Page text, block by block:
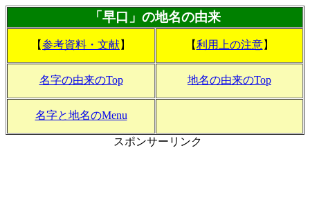
「早口」の地名の由来
【参考資料・文献】 【利用上の注意】
名字の由来のTop 地名の由来のTop
名字と地名のMenu
スポンサーリンク